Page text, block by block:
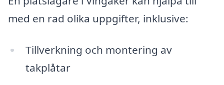
med en rad olika uppgifter, inklusive:
Tillverkning och montering av
takplåtar